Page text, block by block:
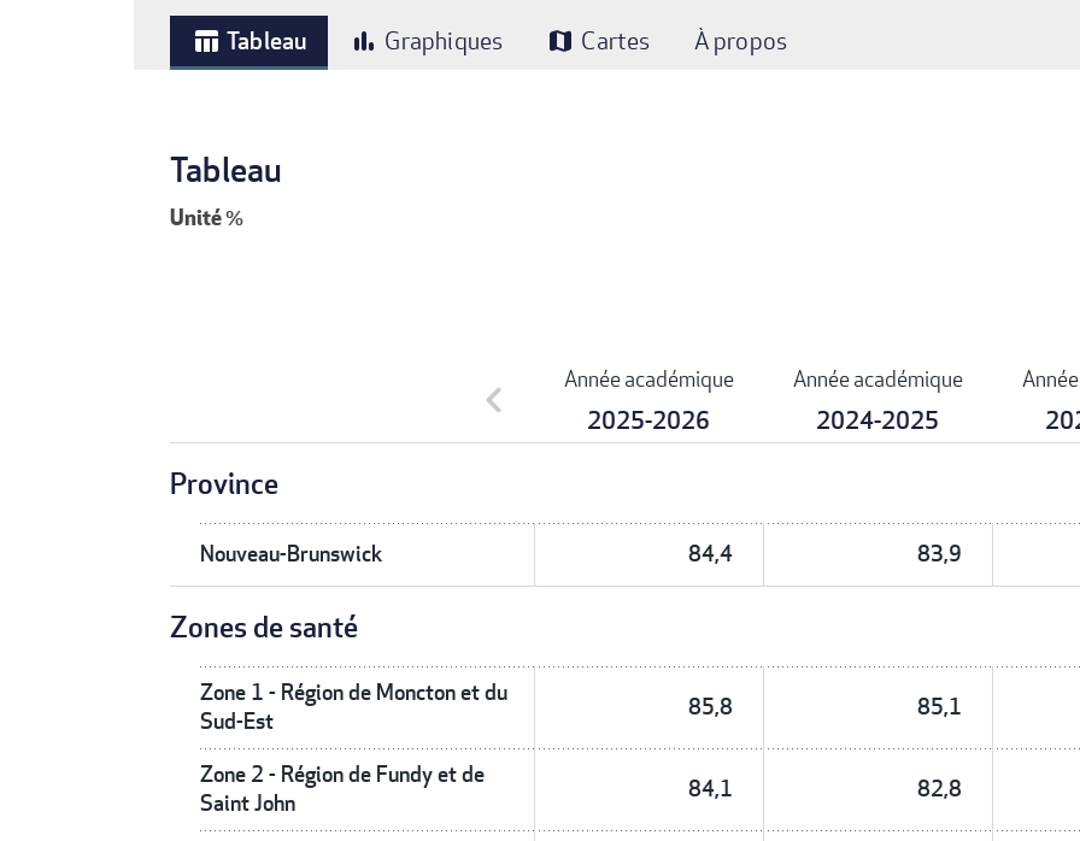
table_chart Tableau bar_chart Graphiques map Cartes À propos
Tableau
Unité%
Année académique
2025-2026
Année académique
2024-2025
chevron_left
Province
Nouveau-Brunswick 84,4 83,9
Zones de santé
Zone 1 - Région de Moncton et du
Sud-Est
85,8 85,1
Zone 2 - Région de Fundy et de
Saint John
84,1 82,8